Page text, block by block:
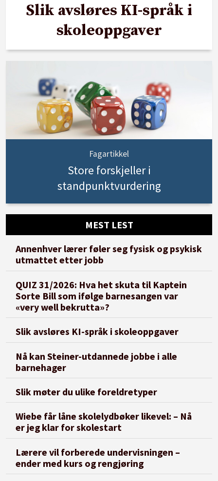
Slik avsløres KI-språk i
skoleoppgaver
Fagartikkel
Store forskjeller i
standpunktvurdering
MEST LEST
Annenhver lærer føler seg fysisk og psykisk
utmattet etter jobb
QUIZ 31/2026: Hva het skuta til Kaptein
Sorte Bill som ifølge barnesangen var
«very well bekrutta»?
Slik avsløres KI-språk i skoleoppgaver
Nå kan Steiner-utdannede jobbe i alle
barnehager
Slik møter du ulike foreldretyper
Wiebe får låne skolelydbøker likevel: – Nå
er jeg klar for skolestart
Lærere vil forberede undervisningen –
ender med kurs og rengjøring